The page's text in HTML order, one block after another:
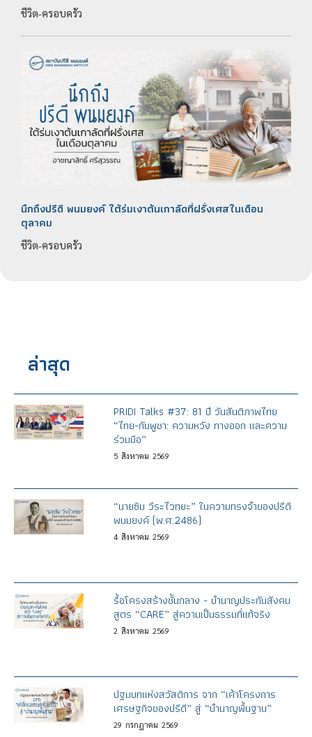
ชีวิต-ครอบครัว
นึกถึงปรีดี พนมยงค์ ใต้ร่มเงาต้นเกาลัดที่ฝรั่งเศสในเดือน
ตุลาคม
ชีวิต-ครอบครัว
ล่าสุด
PRIDI Talks #37: 81 ปี วันสันติภาพไทย
“ไทย-กัมพูชา: ความหวัง ทางออก และความ
ร่วมมือ”
5 สิงหาคม 2569
“นายซิม วีระไวทยะ” ในความทรงจำของปรีดี
พนมยงค์ (พ.ศ.2486)
4 สิงหาคม 2569
รื้อโครงสร้างชั้นกลาง - บำนาญประกันสังคม
สูตร “CARE” สู่ความเป็นธรรมที่แท้จริง
2 สิงหาคม 2569
ปฐมบทแห่งสวัสดิการ จาก “เค้าโครงการ
เศรษฐกิจของปรีดี” สู่ “บำนาญพื้นฐาน”
29 กรกฎาคม 2569